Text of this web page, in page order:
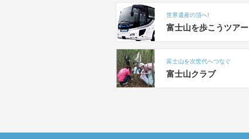
世界遺産の頂へ!
富士山を歩こうツアー
富士山を次世代へつなぐ
富士山クラブ